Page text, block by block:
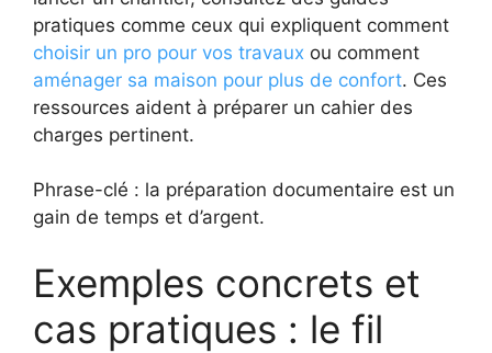
pratiques comme ceux qui expliquent comment
choisir un pro pour vos travaux ou comment
aménager sa maison pour plus de confort. Ces
ressources aident à préparer un cahier des
charges pertinent.
Phrase-clé : la préparation documentaire est un
gain de temps et d’argent.
Exemples concrets et
cas pratiques : le fil